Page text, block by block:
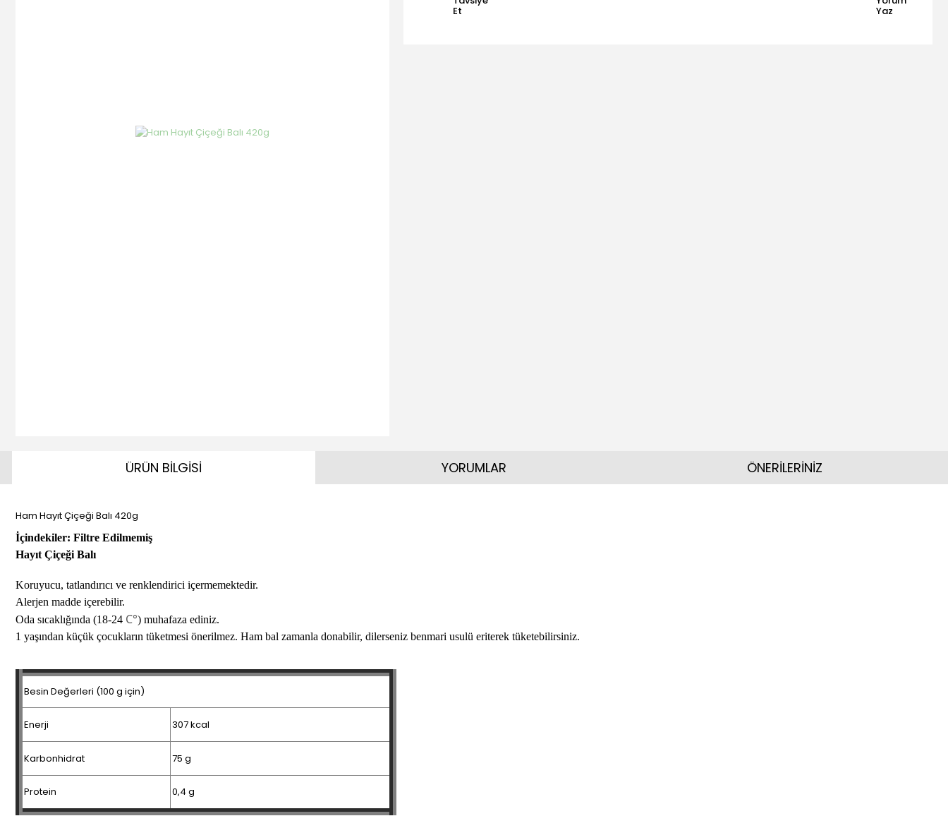
Et Yaz
ÜRÜN BİLGİSİ
Ham Hayıt Çiçeği Balı 420g
İçindekiler: Filtre Edilmemiş
Hayıt Çiçeği Balı
Koruyucu, tatlandırıcı ve renklendirici içermemektedir.
Alerjen madde içerebilir.
Oda sıcaklığında (18-24 C°) muhafaza ediniz.
1 yaşından küçük çocukların tüketmesi önerilmez. Ham bal zamanla donabilir, dilerseniz benmari usulü eriterek tüketebilirsiniz.
Besin Değerleri (100 g için)
Enerji 307 kcal
Karbonhidrat 75 g
Protein 0,4 g
YORUMLAR ÖNERİLERİNİZ